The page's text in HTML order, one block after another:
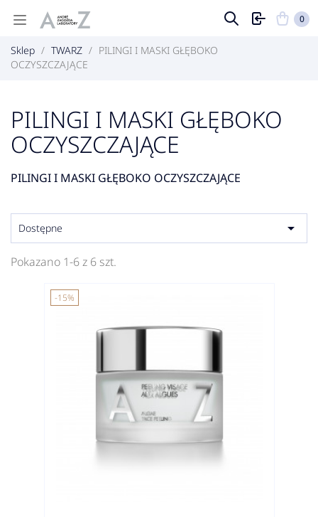
0
Sklep TWARZ
PILINGI I MASKI GŁĘBOKO
OCZYSZCZAJĄCE
PILINGI I MASKI GŁĘBOKO
OCZYSZCZAJĄCE
PILINGI I MASKI GŁĘBOKO OCZYSZCZAJĄCE
Dostępne 
Pokazano 1-6 z 6 szt.
-15%